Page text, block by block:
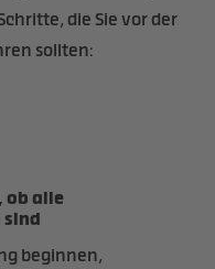
die Sie vor der
sollten:
ob alle
sind
beginnen,